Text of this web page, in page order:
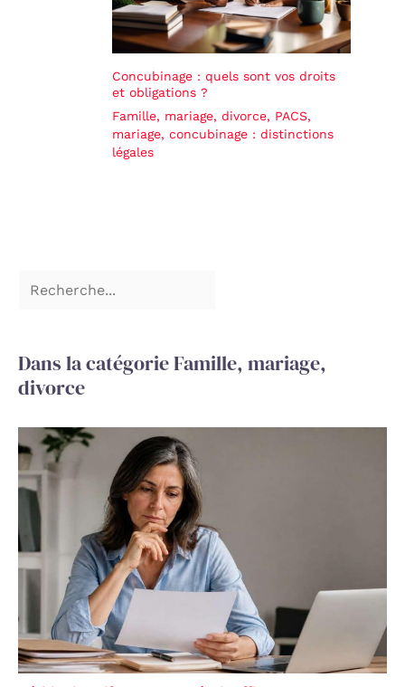
Concubinage : quels sont vos droits
et obligations ?
Famille, mariage, divorce, PACS,
mariage, concubinage : distinctions
légales
Dans la catégorie Famille, mariage,
divorce